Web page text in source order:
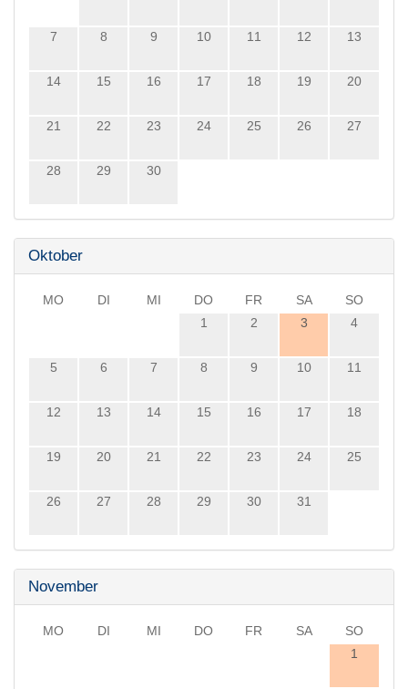
7 8 9 10 11 12 13
14 15 16 17 18 19 20
21 22 23 24 25 26 27
28 29 30
Oktober
MO DI MI DO FR SA
SO
1
2 3 4
5 6 7 8 9 10 11
12 13 14 15 16 17 18
19 20 21 22 23 24 25
26 27 28 29 30 31
November
MO DI MI DO FR SA
SO
1